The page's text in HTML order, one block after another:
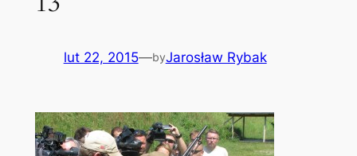
lut 22, 2015—byJarosław Rybak